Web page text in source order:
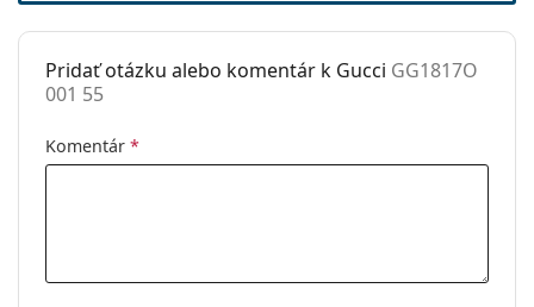
Príslušenstvo
Puzdro:
Áno
handrička:
Ostatné
Značka:
Gucci
Pridať otázku alebo komentár k Gucci GG1817O
001 55
Komentár *